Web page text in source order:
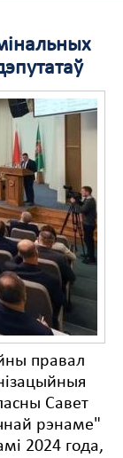
правал
Савет
рэнаме"
2024 года,